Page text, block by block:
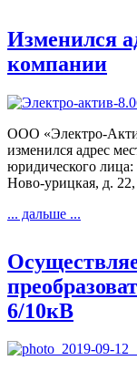
Изменился
компании
ООО «Электро-
изменился адрес
юридического лица:
Ново-урицкая, д.
... дальше ...
6/10кВ